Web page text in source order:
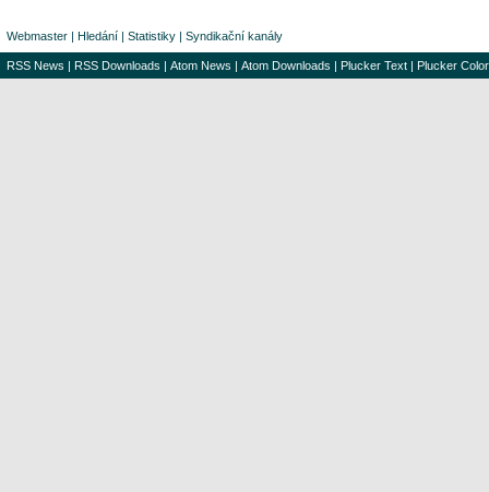
Webmaster | Hledání | Statistiky | Syndikační kanály
RSS News | RSS Downloads | Atom News | Atom Downloads | Plucker Text | Plucker Color